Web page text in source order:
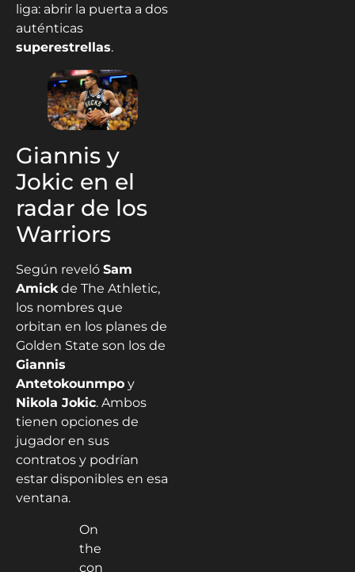
liga: abrir la puerta a dos
auténticas
superestrellas.
Giannis y
Jokic en el
radar de los
Warriors
Según reveló Sam
Amickde The Athletic,
los nombres que
orbitan en los planes de
Golden State son los de
Giannis
Antetokounmpo y
Nikola Jokic. Ambos
tienen opciones de
jugador en sus
contratos y podrían
estar disponibles en esa
ventana.
On
the
con